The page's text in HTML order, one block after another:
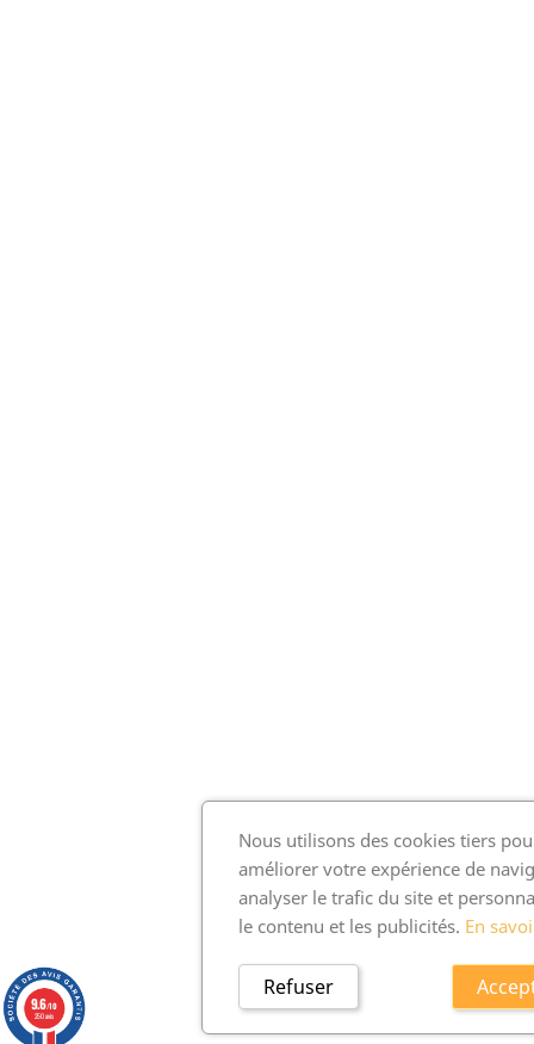
Nous utilisons des cookies tiers
améliorer votre expérience de
analyser le trafic du site et
le contenu et les publicités. En
Refuser
9.6/10
250 avis